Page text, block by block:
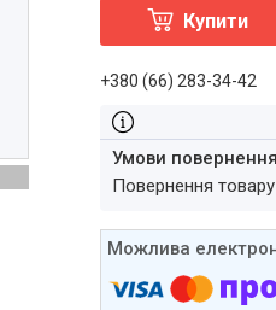
Купити
+380 (66) 283-34-42
повернення